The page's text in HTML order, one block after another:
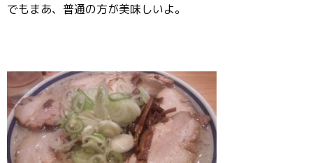
でもまあ、普通の方が美味しいよ。